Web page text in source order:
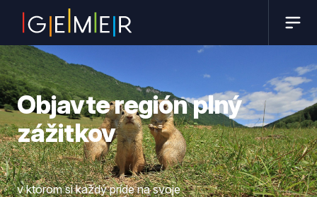
Objavte región plný
zážitkov
v ktorom si každý príde na svoje